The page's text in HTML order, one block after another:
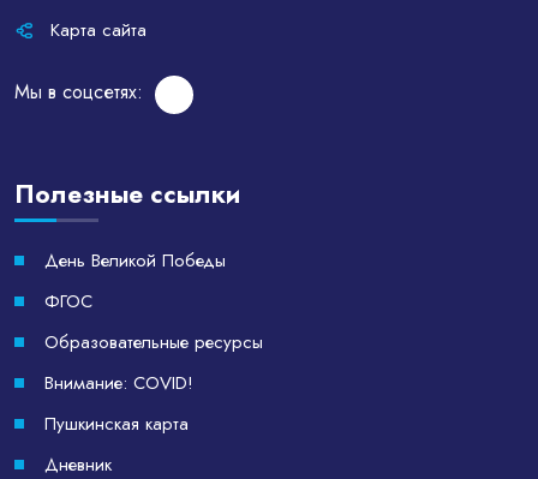
Карта сайта
Мы в соцсетях:
Полезные ссылки
День Великой Победы
ФГОС
Образовательные ресурсы
Внимание: COVID!
Пушкинская карта
Дневник